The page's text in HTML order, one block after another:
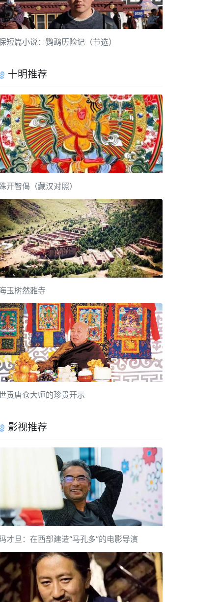
短篇小说：鹦鹉历险记（节选）
十明推荐
开智偈（藏汉对照）
玉树然雅寺
贡唐仓大师的珍贵开示
影视推荐
才旦：在西部建造“马孔多”的电影导演